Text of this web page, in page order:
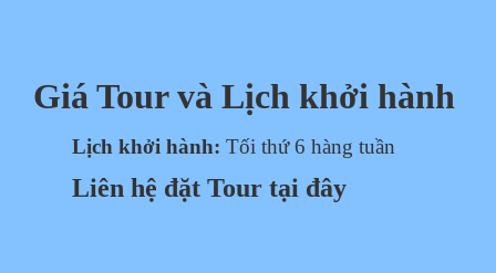
Giá Tour và Lịch khởi hành
Lịch khởi hành: Tối thứ 6 hàng tuần
Liên hệ đặt Tour tại đây